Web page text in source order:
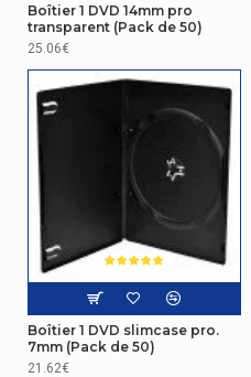
Boîtier 1 DVD 14mm pro
transparent (Pack de 50)
25.06€
Boîtier 1 DVD slimcase pro.
7mm (Pack de 50)
21.62€